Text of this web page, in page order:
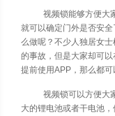
视频锁能够方便大
就可以确定门外是否安
么做呢？不少人独居女
的事故，但是大家却可
提前使用APP，那么都可
视频锁可以方便大
大的锂电池或者干电池